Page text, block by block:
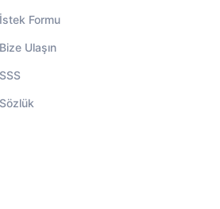
İstek Formu
Bize Ulaşın
SSS
Sözlük